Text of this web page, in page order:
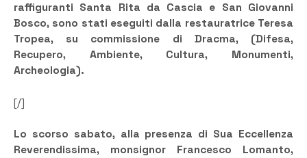
raffiguranti Santa Rita da Cascia e San Giovanni
Bosco, sono stati eseguiti dalla restauratrice Teresa
Tropea, su commissione di Dracma, (Difesa,
Recupero, Ambiente, Cultura, Monumenti,
Archeologia).
[/]
Lo scorso sabato, alla presenza di Sua Eccellenza
Reverendissima, monsignor Francesco Lomanto,